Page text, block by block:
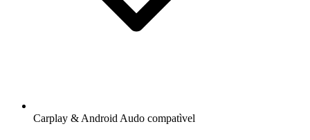
Carplay & Android Audo compatìvel